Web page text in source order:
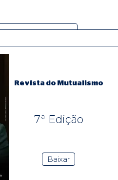
Edições Especiais
Revista do Mutualismo
7ª Edição
Baixar